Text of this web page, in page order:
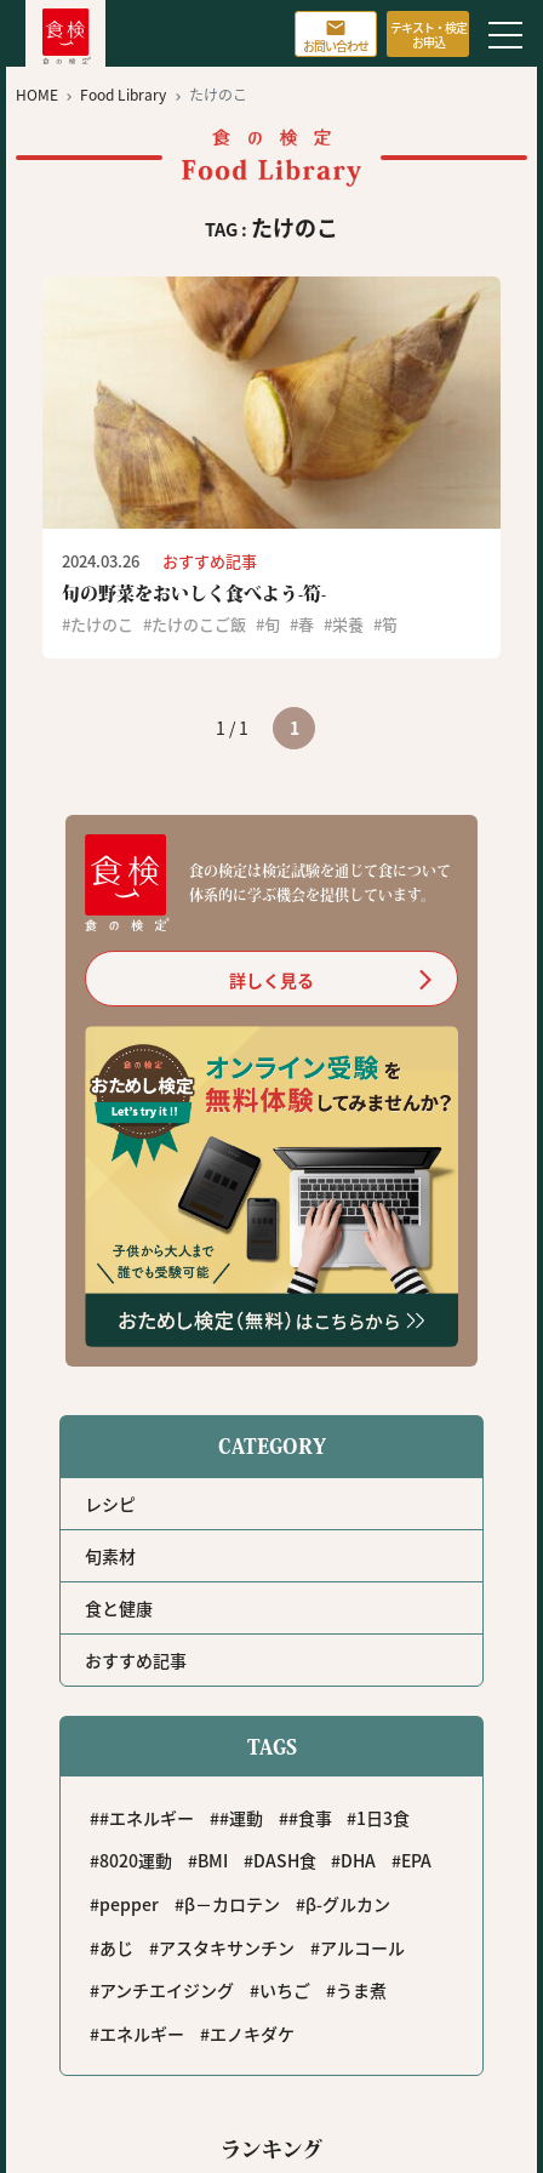

お問い合わせ
テキスト・検定
お申込
HOME  Food Library  たけのこ
TAG : たけのこ
2024.03.26 おすすめ記事
旬の野菜をおいしく食べよう-筍-
たけのこ たけのこご飯 旬 春 栄養 筍
1 / 1 1
食の検定は検定試験を通じて食について
体系的に学ぶ機会を提供しています。
詳しく見る
CATEGORY
レシピ
旬素材
食と健康
おすすめ記事
TAGS
#エネルギー #運動 #食事
1日3食
8020運動
BMI DASH食 DHA
EPA
pepper
β－カロテン
β-グルカン
あじ
アスタキサンチン
アルコール
アンチエイジング
いちご
うま煮
エネルギー
エノキダケ
ランキング